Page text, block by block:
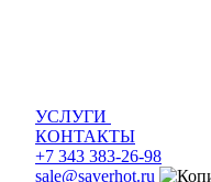
УСЛУГИ
КОНТАКТЫ
+7 343 383-26-98
sale@saverhot.ru